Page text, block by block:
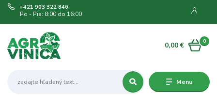
Menu
+421 903 322 846
Po - Pia: 8:00 do 16:00
0
0,00 €